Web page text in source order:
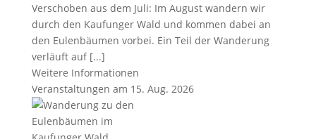
Verschoben aus dem Juli: Im August wandern wir
durch den Kaufunger Wald und kommen dabei an
den Eulenbäumen vorbei. Ein Teil der Wanderung
verläuft auf [...]
Weitere Informationen
Veranstaltungen am 15. Aug. 2026